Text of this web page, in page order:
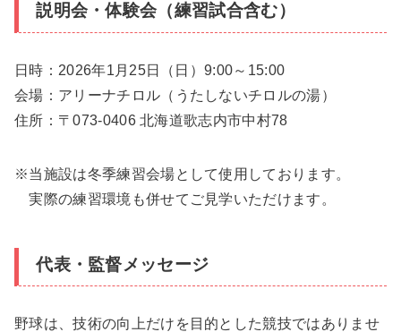
説明会・体験会（練習試合含む）
日時：2026年1月25日（日）9:00～15:00
会場：アリーナチロル（うたしないチロルの湯）
住所：〒073-0406 北海道歌志内市中村78
※当施設は冬季練習会場として使用しております。
実際の練習環境も併せてご見学いただけます。
代表・監督メッセージ
野球は、技術の向上だけを目的とした競技ではありませ